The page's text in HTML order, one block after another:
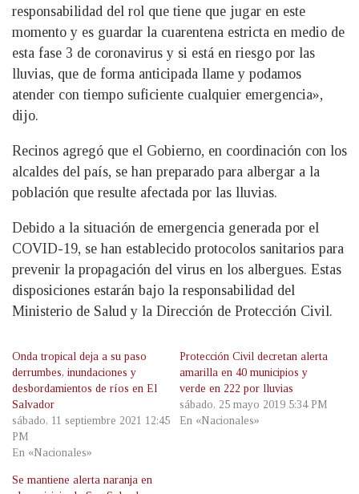
responsabilidad del rol que tiene que jugar en este
momento y es guardar la cuarentena estricta en medio de
esta fase 3 de coronavirus y si está en riesgo por las
lluvias, que de forma anticipada llame y podamos
atender con tiempo suficiente cualquier emergencia»,
dijo.
Recinos agregó que el Gobierno, en coordinación con los
alcaldes del país, se han preparado para albergar a la
población que resulte afectada por las lluvias.
Debido a la situación de emergencia generada por el
COVID-19, se han establecido protocolos sanitarios para
prevenir la propagación del virus en los albergues. Estas
disposiciones estarán bajo la responsabilidad del
Ministerio de Salud y la Dirección de Protección Civil.
Onda tropical deja a su paso
derrumbes, inundaciones y
desbordamientos de ríos en El
Salvador
sábado, 11 septiembre 2021 12:45
PM
En «Nacionales»
Protección Civil decretan alerta
amarilla en 40 municipios y
verde en 222 por lluvias
sábado, 25 mayo 2019 5:34 PM
En «Nacionales»
Se mantiene alerta naranja en